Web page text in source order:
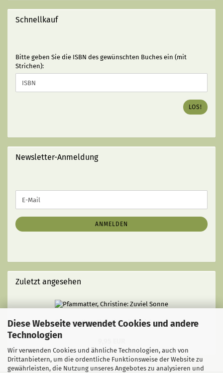
Diese Webseite verwendet Cookies und andere
Technologien
Wir verwenden Cookies und ähnliche Technologien, auch von
Drittanbietern, um die ordentliche Funktionsweise der Website zu
gewährleisten, die Nutzung unseres Angebotes zu analysieren und
Schnellkauf
BITTE
GEBEN
SIE
DIE
ISBN
(MIT
STRICHEN):
Bitte geben Sie die ISBN des gewünschten Buches ein (mit
Strichen):
LOS!
Newsletter-Anmeldung
ZUR
ANMELDUNG
E-
Mail
ANMELDEN
Zuletzt angesehen
Pfammatter, Christine: Zuviel Sonne